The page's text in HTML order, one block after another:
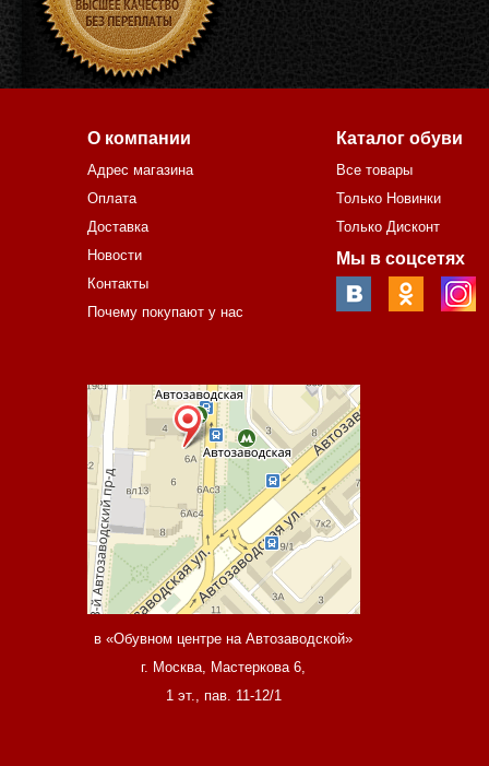
О компании
Адрес магазина
Оплата
Доставка
Новости
Контакты
Почему покупают у нас
Каталог обуви
Все товары
Только Новинки
Только Дисконт
Мы в соцсетях
в «Обувном центре на Автозаводской»
г. Москва, Мастеркова 6,
1 эт., пав. 11-12/1